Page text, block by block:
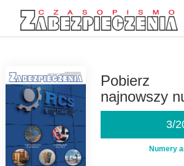
Pobierz
najnowszy
3/
Numery